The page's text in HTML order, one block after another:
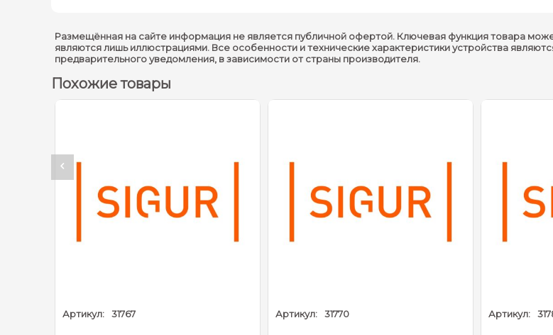
Размещённая на сайте информация не является публичной офертой. Ключевая функция товара
являются лишь иллюстрациями. Все особенности и технические характеристики устройства
предварительного уведомления, в зависимости от страны производителя.
Похожие товары
Артикул: 31767 Артикул: 31770 Артикул: